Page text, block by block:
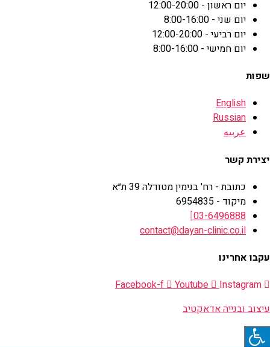
יום ראשון - 12:00-20:00
יום שני - 8:00-16:00
יום רביעי - 12:00-20:00
יום חמישי - 8:00-16:00
שפות
English
Russian
عربيه
יצירת קשר
כתובת - רח' בנימין מטודלה 39 ת״א
מיקוד - 6954835
03-6496888
contact@dayan-clinic.co.il
עקבו אחרינו
Facebook-f
Youtube
Instagram
עיצוב ובנייה אדאקטיב